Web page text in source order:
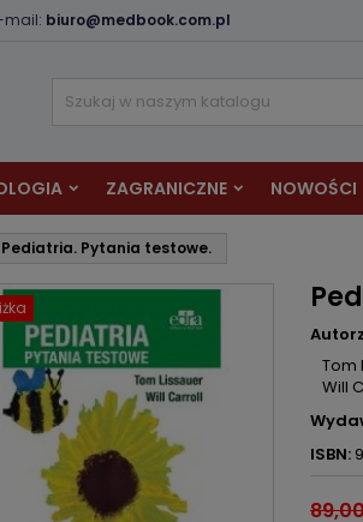
mail: biuro@medbook.com.pl
ZAGRANICZNE NOWOŚCI
Pediatria. Pytania testowe.
Tom
Will
ISBN:
Musisz być zalogowany by zapisać